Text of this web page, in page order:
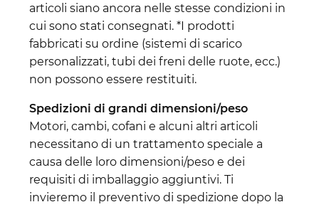
articoli siano ancora nelle stesse condizioni in
cui sono stati consegnati. *I prodotti
fabbricati su ordine (sistemi di scarico
personalizzati, tubi dei freni delle ruote, ecc.)
non possono essere restituiti.
Spedizioni di grandi dimensioni/peso
Motori, cambi, cofani e alcuni altri articoli
necessitano di un trattamento speciale a
causa delle loro dimensioni/peso e dei
requisiti di imballaggio aggiuntivi. Ti
invieremo il preventivo di spedizione dopo la